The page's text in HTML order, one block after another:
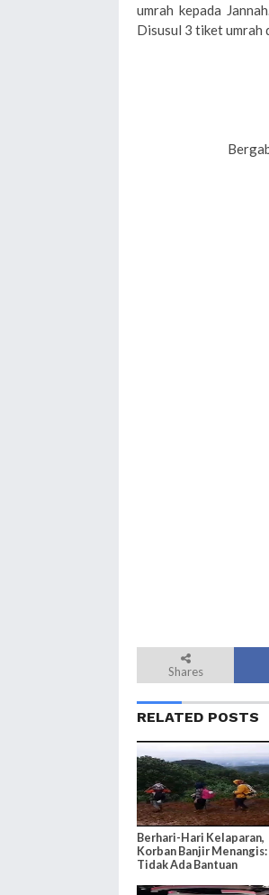
umrah kepada
Disusul 3 tiket umrah
Shares
RELATED POSTS
Berhari-Hari Kelaparan,
Korban Banjir Menangis:
Tidak Ada Bantuan